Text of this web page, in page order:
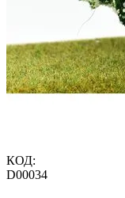
КОД:
D00034